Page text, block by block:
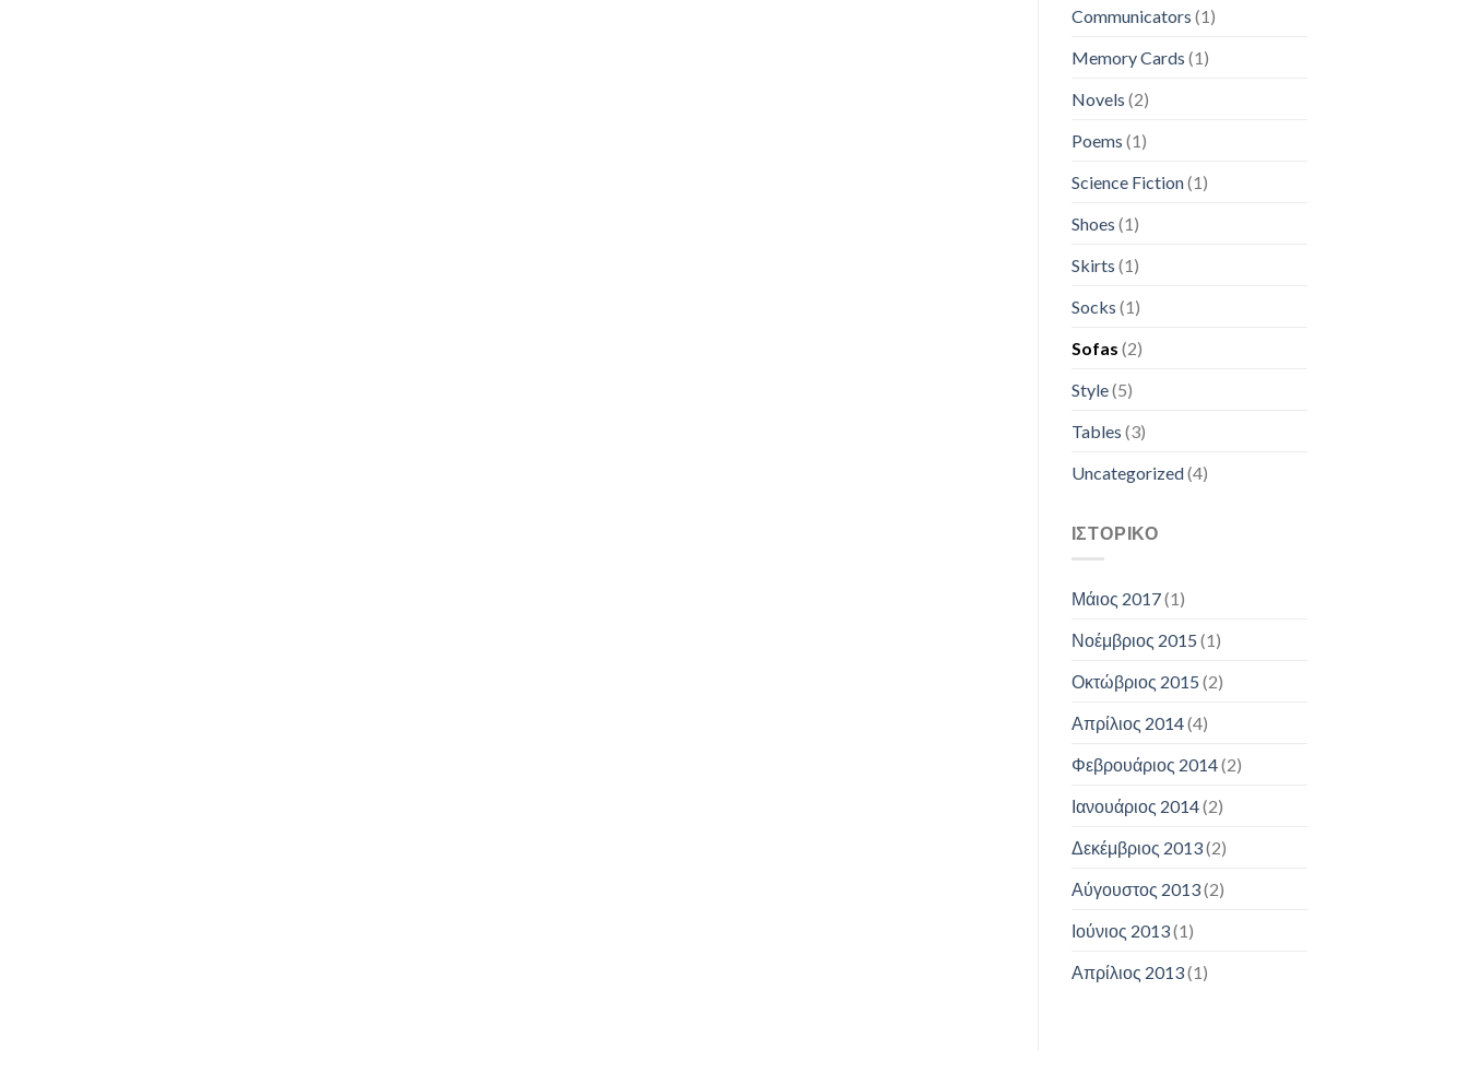
Communicators (1)
Memory Cards (1)
Novels (2)
Poems (1)
Science Fiction(1)
Shoes (1)
Skirts (1)
Socks (1)
Sofas (2)
Style(5)
Tables (3)
Uncategorized(4)
ΙΣΤΟΡΙΚΌ
Μάιος 2017(1)
Νοέμβριος 2015 (1)
Οκτώβριος 2015 (2)
Απρίλιος 2014(4)
Φεβρουάριος 2014(2)
Ιανουάριος 2014(2)
Δεκέμβριος 2013(2)
Αύγουστος 2013(2)
Ιούνιος 2013(1)
Απρίλιος 2013(1)